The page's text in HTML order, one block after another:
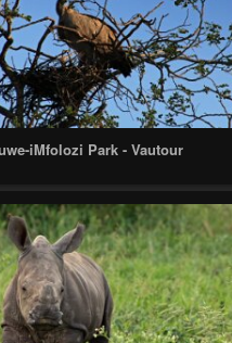
iMfolozi Park - Vautour